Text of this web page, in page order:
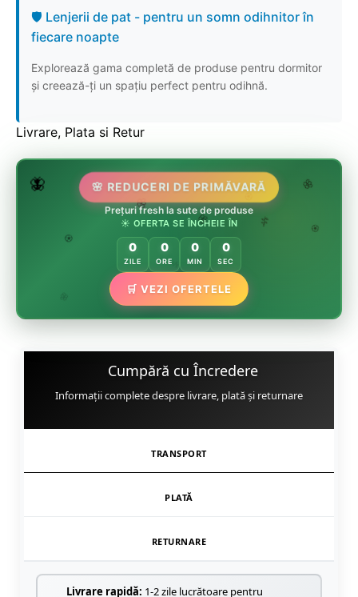
🛡️ Lenjerii de pat - pentru un somn odihnitor în
fiecare noapte
Explorează gama completă de produse pentru dormitor
și creează-ți un spațiu perfect pentru odihnă.
Livrare, Plata si Retur
🌸
🌸
🌿
🌸
🏵️
🌷
🦋 🌸 REDUCERI DE PRIMĂVARĂ
Prețuri fresh la sute de produse
☀️ OFERTA SE ÎNCHEIE ÎN
0
ZILE
0
ORE
0
MIN
0
SEC
🛒 VEZI OFERTELE
Cumpără cu Încredere
Informații complete despre livrare, plată și returnare
TRANSPORT
PLATĂ
RETURNARE
Livrare rapidă: 1-2 zile lucrătoare pentru